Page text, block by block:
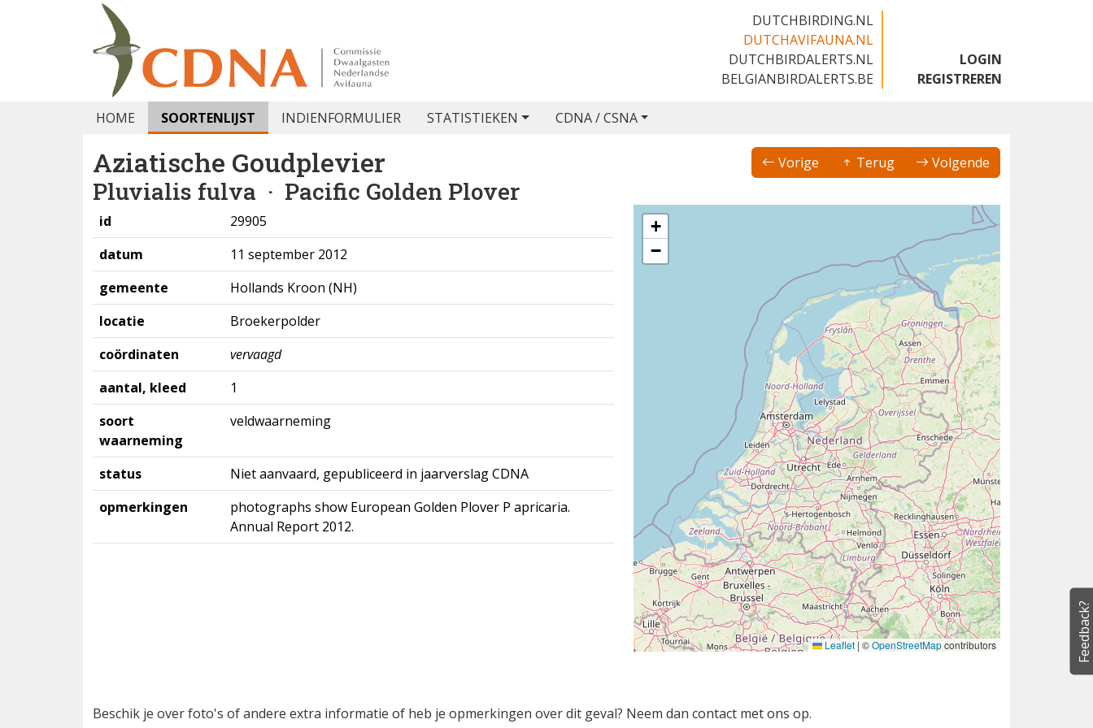
DUTCHBIRDING.NL
DUTCHAVIFAUNA.NL
DUTCHBIRDALERTS.NL
BELGIANBIRDALERTS.BE
LOGIN
REGISTREREN
HOME SOORTENLIJST INDIENFORMULIER STATISTIEKEN CDNA / CSNA
Aziatische Goudplevier
Pluvialis fulva · Pacific Golden Plover
Vorige Terug Volgende
id
29905
datum
11 september 2012
gemeente
Hollands Kroon (NH)
locatie
Broekerpolder
coördinaten
vervaagd
aantal, kleed
1
soort
waarneming
veldwaarneming
status
Niet aanvaard, gepubliceerd in jaarverslag CDNA
opmerkingen
photographs show European Golden Plover P apricaria.
Annual Report 2012.
+
−
Leaflet |©OpenStreetMapcontributors
Beschik je over foto's of andere extra informatie of heb je opmerkingen over dit geval? Neem dan contact met ons op.
Feedback?